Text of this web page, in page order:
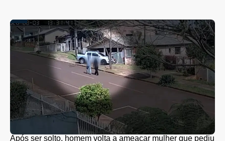
Após ser solto, homem volta a ameaçar mulher que pediu